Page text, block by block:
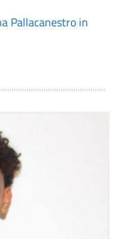
Pallacanestro in